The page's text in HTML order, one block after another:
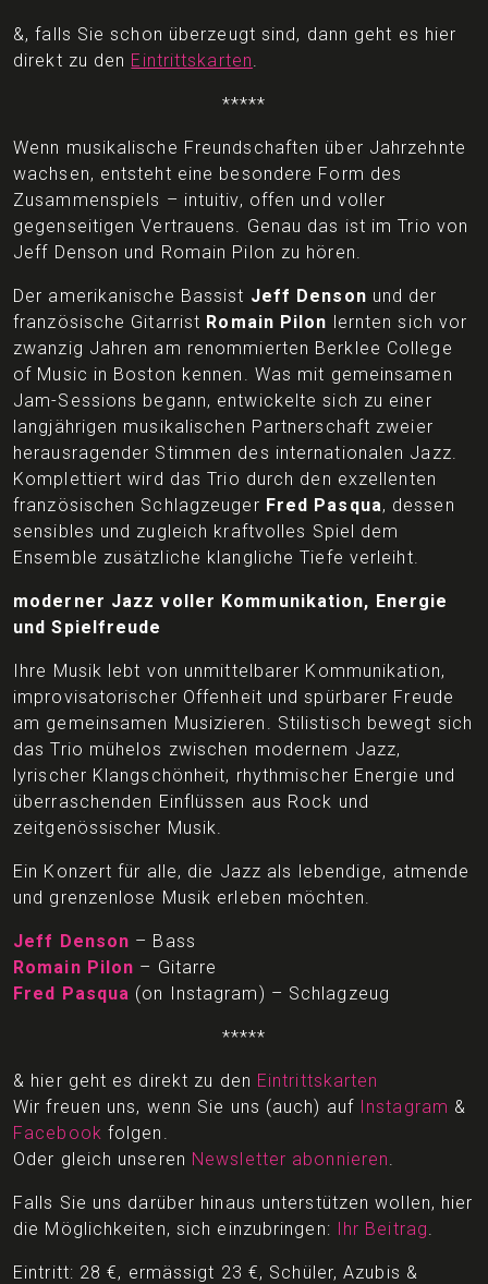
&, falls Sie schon überzeugt sind, dann geht es hier
direkt zu den Eintrittskarten.
*****
Wenn musikalische Freundschaften über Jahrzehnte
wachsen, entsteht eine besondere Form des
Zusammenspiels – intuitiv, offen und voller
gegenseitigen Vertrauens. Genau das ist im Trio von
Jeff Denson und Romain Pilon zu hören.
Der amerikanische Bassist Jeff Denson und der
französische Gitarrist Romain Pilon lernten sich vor
zwanzig Jahren am renommierten Berklee College
of Music in Boston kennen. Was mit gemeinsamen
Jam-Sessions begann, entwickelte sich zu einer
langjährigen musikalischen Partnerschaft zweier
herausragender Stimmen des internationalen Jazz.
Komplettiert wird das Trio durch den exzellenten
französischen Schlagzeuger Fred Pasqua, dessen
sensibles und zugleich kraftvolles Spiel dem
Ensemble zusätzliche klangliche Tiefe verleiht.
moderner Jazz voller Kommunikation, Energie
und Spielfreude
Ihre Musik lebt von unmittelbarer Kommunikation,
improvisatorischer Offenheit und spürbarer Freude
am gemeinsamen Musizieren. Stilistisch bewegt sich
das Trio mühelos zwischen modernem Jazz,
lyrischer Klangschönheit, rhythmischer Energie und
überraschenden Einflüssen aus Rock und
zeitgenössischer Musik.
Ein Konzert für alle, die Jazz als lebendige, atmende
und grenzenlose Musik erleben möchten.
Jeff Denson – Bass
Romain Pilon – Gitarre
Fred Pasqua (on Instagram) – Schlagzeug
*****
& hier geht es direkt zu den Eintrittskarten
Wir freuen uns, wenn Sie uns (auch) auf Instagram &
Facebook folgen.
Oder gleich unseren Newsletter abonnieren.
Falls Sie uns darüber hinaus unterstützen wollen, hier
die Möglichkeiten, sich einzubringen: Ihr Beitrag.
Eintritt: 28 €, ermässigt 23 €, Schüler, Azubis &